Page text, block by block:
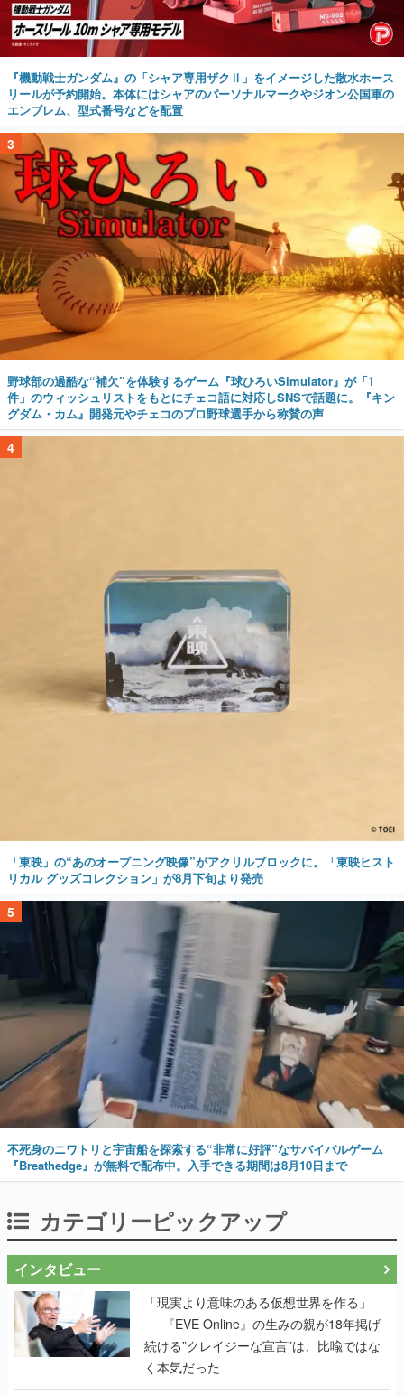
『機動戦士ガンダム』の「シャア専用ザクⅡ」をイメージした散水ホース
リールが予約開始。本体にはシャアのパーソナルマークやジオン公国軍の
エンブレム、型式番号などを配置
3
野球部の過酷な“補欠”を体験するゲーム『球ひろいSimulator』が「1
件」のウィッシュリストをもとにチェコ語に対応しSNSで話題に。『キン
グダム・カム』開発元やチェコのプロ野球選手から称賛の声
4
「東映」の“あのオープニング映像”がアクリルブロックに。「東映ヒスト
リカル グッズコレクション」が8月下旬より発売
5
不死身のニワトリと宇宙船を探索する“非常に好評”なサバイバルゲーム
『Breathedge』が無料で配布中。入手できる期間は8月10日まで
カテゴリーピックアップ
インタビュー
「現実より意味のある仮想世界を作る」
──『EVE Online』の生みの親が18年掲げ
続ける”クレイジーな宣言”は、比喩ではな
く本気だった